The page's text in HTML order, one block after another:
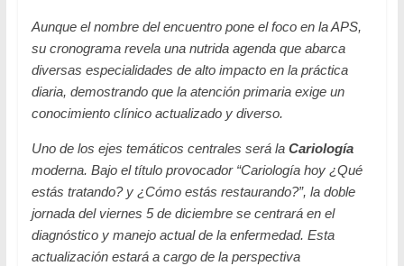
Aunque el nombre del encuentro pone el foco en la APS,
su cronograma revela una nutrida agenda que abarca
diversas especialidades de alto impacto en la práctica
diaria, demostrando que la atención primaria exige un
conocimiento clínico actualizado y diverso.
Uno de los ejes temáticos centrales será la Cariología
moderna. Bajo el título provocador “Cariología hoy ¿Qué
estás tratando? y ¿Cómo estás restaurando?”, la doble
jornada del viernes 5 de diciembre se centrará en el
diagnóstico y manejo actual de la enfermedad. Esta
actualización estará a cargo de la perspectiva